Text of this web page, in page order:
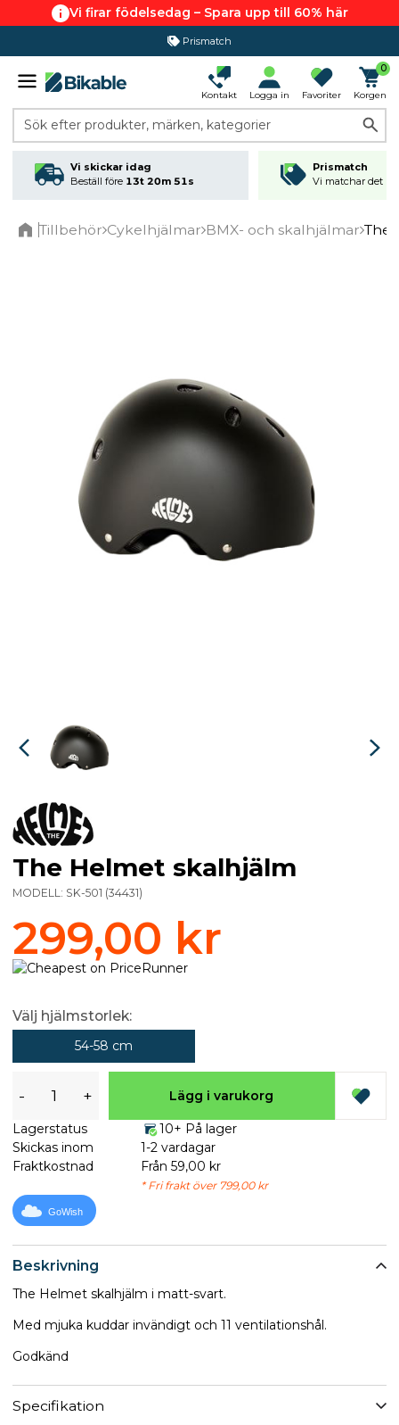
Vi firar födelsedag – Spara upp till 60% här
Prismatch
Kontakt Logga in Favoriter
0
Korgen
Sök efter produkter, märken, kategorier
Vi skickar idag
Beställ före 13t 20m 51s
Prismatch
Vi matchar det
Tillbehör Cykelhjälmar BMX- och skalhjälmar The
Beskrivning
The Helmet skalhjälm i matt-svart.
Med mjuka kuddar invändigt och 11 ventilationshål.
Godkänd
Specifikation
The Helmet skalhjälm
MODELL: SK-501 (34431)
299,00 kr
Välj hjälmstorlek:
54-58 cm
- + Lägg i varukorg
Lagerstatus
10+ På lager
Skickas inom
1-2 vardagar
Fraktkostnad
Från 59,00 kr
* Fri frakt över 799,00 kr
GoWish